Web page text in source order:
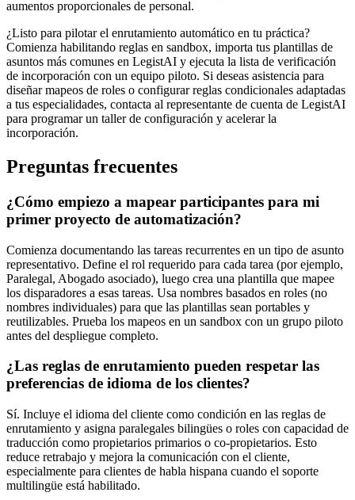
aumentos proporcionales de personal.
¿Listo para pilotar el enrutamiento automático en tu práctica?
Comienza habilitando reglas en sandbox, importa tus plantillas de
asuntos más comunes en LegistAI y ejecuta la lista de verificación
de incorporación con un equipo piloto. Si deseas asistencia para
diseñar mapeos de roles o configurar reglas condicionales adaptadas
a tus especialidades, contacta al representante de cuenta de LegistAI
para programar un taller de configuración y acelerar la
incorporación.
Preguntas frecuentes
¿Cómo empiezo a mapear participantes para mi
primer proyecto de automatización?
Comienza documentando las tareas recurrentes en un tipo de asunto
representativo. Define el rol requerido para cada tarea (por ejemplo,
Paralegal, Abogado asociado), luego crea una plantilla que mapee
los disparadores a esas tareas. Usa nombres basados en roles (no
nombres individuales) para que las plantillas sean portables y
reutilizables. Prueba los mapeos en un sandbox con un grupo piloto
antes del despliegue completo.
¿Las reglas de enrutamiento pueden respetar las
preferencias de idioma de los clientes?
Sí. Incluye el idioma del cliente como condición en las reglas de
enrutamiento y asigna paralegales bilingües o roles con capacidad de
traducción como propietarios primarios o co-propietarios. Esto
reduce retrabajo y mejora la comunicación con el cliente,
especialmente para clientes de habla hispana cuando el soporte
multilingüe está habilitado.